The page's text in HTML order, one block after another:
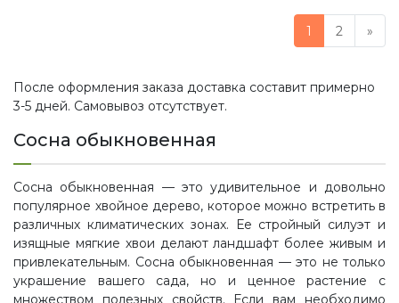
1 2 »
После оформления заказа доставка составит примерно
3-5 дней. Самовывоз отсутствует.
Сосна обыкновенная
Сосна обыкновенная — это удивительное и довольно
популярное хвойное дерево, которое можно встретить в
различных климатических зонах. Ее стройный силуэт и
изящные мягкие хвои делают ландшафт более живым и
привлекательным. Сосна обыкновенная — это не только
украшение вашего сада, но и ценное растение с
множеством полезных свойств. Если вам необходимо